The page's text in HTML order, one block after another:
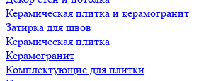
Керамическая плитка и керамогранит
Затирка для швов
Керамическая плитка
Керамогранит
Комплектующие для плитки